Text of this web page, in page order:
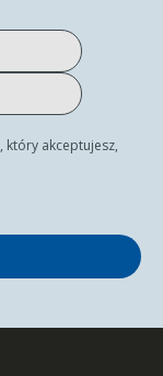
, który akceptujesz,